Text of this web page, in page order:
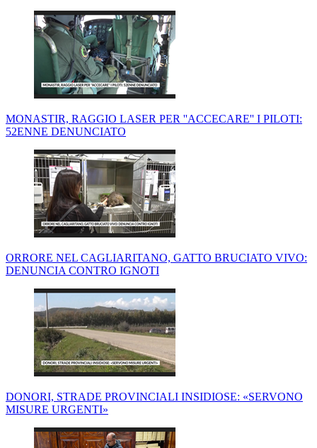
MONASTIR, RAGGIO LASER PER ''ACCECARE'' I PILOTI:
52ENNE DENUNCIATO
ORRORE NEL CAGLIARITANO, GATTO BRUCIATO VIVO:
DENUNCIA CONTRO IGNOTI
DONORI, STRADE PROVINCIALI INSIDIOSE: «SERVONO
MISURE URGENTI»